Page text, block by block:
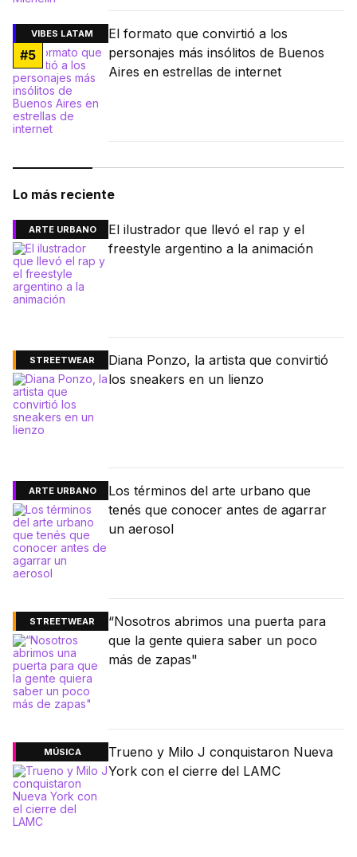
VIBES LATAM
#5
El formato que convirtió a los
personajes más insólitos de Buenos
Aires en estrellas de internet
Lo más reciente
ARTE URBANO
El ilustrador que llevó el rap y el
freestyle argentino a la animación
STREETWEAR
Diana Ponzo, la artista que convirtió
los sneakers en un lienzo
ARTE URBANO
Los términos del arte urbano que
tenés que conocer antes de agarrar
un aerosol
STREETWEAR
“Nosotros abrimos una puerta para
que la gente quiera saber un poco
más de zapas"
MÚSICA
Trueno y Milo J conquistaron Nueva
York con el cierre del LAMC